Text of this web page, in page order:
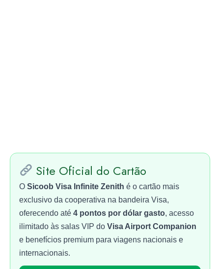
Site Oficial do Cartão
O Sicoob Visa Infinite Zenith é o cartão mais
exclusivo da cooperativa na bandeira Visa,
oferecendo até 4 pontos por dólar gasto, acesso
ilimitado às salas VIP do Visa Airport Companion
e benefícios premium para viagens nacionais e
internacionais.